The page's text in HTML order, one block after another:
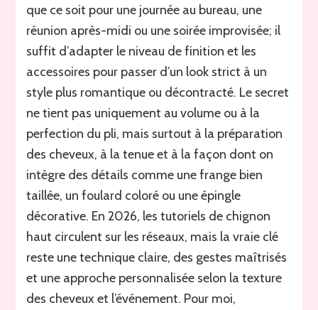
que ce soit pour une journée au bureau, une
réunion après-midi ou une soirée improvisée; il
suffit d’adapter le niveau de finition et les
accessoires pour passer d’un look strict à un
style plus romantique ou décontracté. Le secret
ne tient pas uniquement au volume ou à la
perfection du pli, mais surtout à la préparation
des cheveux, à la tenue et à la façon dont on
intègre des détails comme une frange bien
taillée, un foulard coloré ou une épingle
décorative. En 2026, les tutoriels de chignon
haut circulent sur les réseaux, mais la vraie clé
reste une technique claire, des gestes maîtrisés
et une approche personnalisée selon la texture
des cheveux et l’événement. Pour moi,